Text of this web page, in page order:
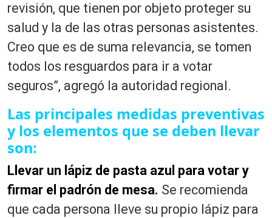
revisión, que tienen por objeto proteger su
salud y la de las otras personas asistentes.
Creo que es de suma relevancia, se tomen
todos los resguardos para ir a votar
seguros”, agregó la autoridad regional.
Las principales medidas preventivas
y los elementos que se deben llevar
son:
Llevar un lápiz de pasta azul para votar y
firmar el padrón de mesa. Se recomienda
que cada persona lleve su propio lápiz para